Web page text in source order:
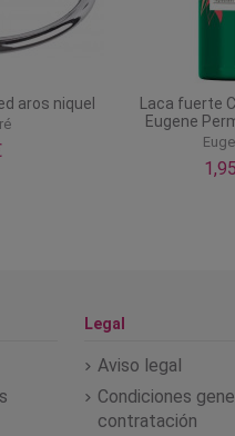
aros niquel
Laca fuerte
Eugene
Legal
Aviso legal
Condiciones
contratación